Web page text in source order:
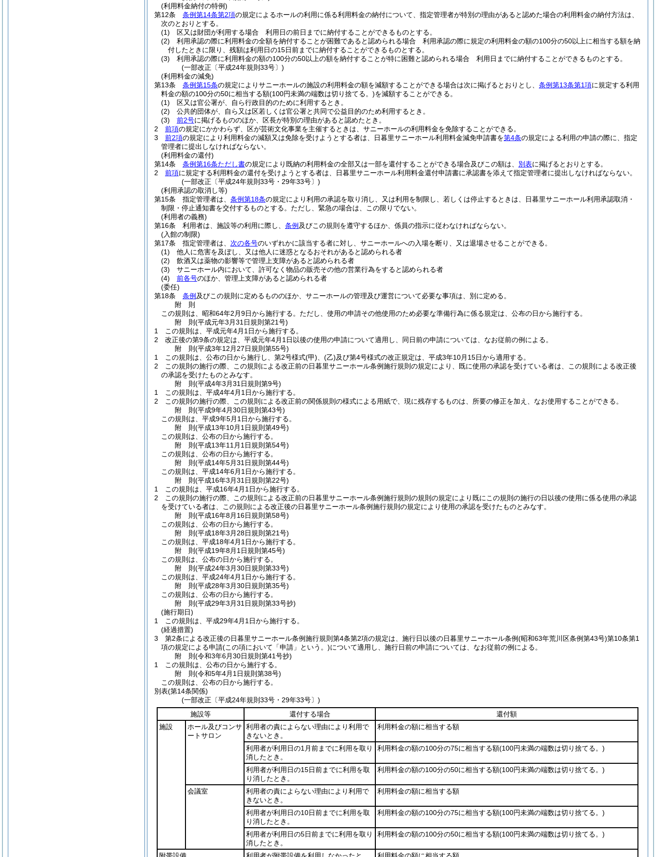
(利用料金納付の特例)
第12条
条例第14条第2項の規定によるホールの利用に係る利用料金の納付について、指定管理者が特別の理由があると認めた場合の利用料金の納付方法は、
次のとおりとする。
(1)
区又は財団が利用する場合 利用日の前日までに納付することができるものとする。
(2)
利用承認の際に利用料金の全額を納付することが困難であると認められる場合 利用承認の際に規定の利用料金の額の100分の50以上に相当する額を納
付したときに限り、残額は利用日の15日前までに納付することができるものとする。
(3)
利用承認の際に利用料金の額の100分の50以上の額を納付することが特に困難と認められる場合 利用日までに納付することができるものとする。
(一部改正〔平成24年規則33号〕)
(利用料金の減免)
第13条
条例第15条の規定によりサニーホールの施設の利用料金の額を減額することができる場合は次に掲げるとおりとし、 条例第13条第1項に規定する利用
料金の額の100分の50に相当する額(100円未満の端数は切り捨てる。)を減額することができる。
(1)
区又は官公署が、自ら行政目的のために利用するとき。
(2)
公共的団体が、自ら又は区若しくは官公署と共同で公益目的のため利用するとき。
(3)
前2号に掲げるもののほか、区長が特別の理由があると認めたとき。
2
前項の規定にかかわらず、区が芸術文化事業を主催するときは、サニーホールの利用料金を免除することができる。
3
前2項の規定により利用料金の減額又は免除を受けようとする者は、日暮里サニーホール利用料金減免申請書を第4条の規定による利用の申請の際に、指定
管理者に提出しなければならない。
(利用料金の還付)
第14条
条例第16条ただし書の規定により既納の利用料金の全部又は一部を還付することができる場合及びこの額は、 別表に掲げるとおりとする。
2
前項に規定する利用料金の還付を受けようとする者は、日暮里サニーホール利用料金還付申請書に承認書を添えて指定管理者に提出しなければならない。
(一部改正〔平成24年規則33号・29年33号〕)
(利用承認の取消し等)
第15条
指定管理者は、 条例第18条の規定により利用の承認を取り消し、又は利用を制限し、若しくは停止するときは、日暮里サニーホール利用承認取消・
制限・停止通知書を交付するものとする。 ただし、緊急の場合は、この限りでない。
(利用者の義務)
第16条
利用者は、施設等の利用に際し、 条例 及びこの規則を遵守するほか、係員の指示に従わなければならない。
(入館の制限)
第17条
指定管理者は、 次の各号のいずれかに該当する者に対し、サニーホールへの入場を断り、又は退場させることができる。
(1)
他人に危害を及ぼし、又は他人に迷惑となるおそれがあると認められる者
(2)
飲酒又は薬物の影響等で管理上支障があると認められる者
(3)
サニーホール内において、許可なく物品の販売その他の営業行為をすると認められる者
(4)
前各号のほか、管理上支障があると認められる者
(委任)
第18条
条例 及びこの規則に定めるもののほか、サニーホールの管理及び運営について必要な事項は、別に定める。
附 則
この規則は、昭和64年2月9日から施行する。 ただし、使用の申請その他使用のため必要な準備行為に係る規定は、公布の日から施行する。
附 則(平成元年3月31日規則第21号)
1
この規則は、平成元年4月1日から施行する。
2
改正後の第9条の規定は、平成元年4月1日以後の使用の申請について適用し、同日前の申請については、なお従前の例による。
附 則(平成3年12月27日規則第55号)
1
この規則は、公布の日から施行し、第2号様式(甲) (乙)及び第4号様式の改正規定は、平成3年10月15日から適用する。
2
この規則の施行の際、この規則による改正前の日暮里サニーホール条例施行規則の規定により、既に使用の承認を受けている者は、この規則による改正後
の承認を受けたものとみなす。
附 則(平成4年3月31日規則第9号)
1
この規則は、平成4年4月1日から施行する。
2
この規則の施行の際、この規則による改正前の関係規則の様式による用紙で、現に残存するものは、所要の修正を加え、なお使用することができる。
附 則(平成9年4月30日規則第43号)
この規則は、平成9年5月1日から施行する。
附 則(平成13年10月1日規則第49号)
この規則は、公布の日から施行する。
附 則(平成13年11月1日規則第54号)
この規則は、公布の日から施行する。
附 則(平成14年5月31日規則第44号)
この規則は、平成14年6月1日から施行する。
附 則(平成16年3月31日規則第22号)
1
この規則は、平成16年4月1日から施行する。
2
この規則の施行の際、この規則による改正前の日暮里サニーホール条例施行規則の規則の規定により既にこの規則の施行の日以後の使用に係る使用の承認
を受けている者は、この規則による改正後の日暮里サニーホール条例施行規則の規定により使用の承認を受けたものとみなす。
附 則(平成16年8月16日規則第58号)
この規則は、公布の日から施行する。
附 則(平成18年3月28日規則第21号)
この規則は、平成18年4月1日から施行する。
附 則(平成19年8月1日規則第45号)
この規則は、公布の日から施行する。
附 則(平成24年3月30日規則第33号)
この規則は、平成24年4月1日から施行する。
附 則(平成28年3月30日規則第35号)
この規則は、公布の日から施行する。
附 則(平成29年3月31日規則第33号抄)
(施行期日)
1
この規則は、平成29年4月1日から施行する。
(経過措置)
3
第2条による改正後の日暮里サニーホール条例施行規則第4条第2項の規定は、施行日以後の日暮里サニーホール条例(昭和63年荒川区条例第43号)第10条第1
項の規定による申請(この項において「申請」という。)について適用し、施行日前の申請については、なお従前の例による。
附 則(令和3年6月30日規則第41号抄)
1
この規則は、公布の日から施行する。
附 則(令和5年4月1日規則第38号)
この規則は、公布の日から施行する。
別表(第14条関係)
(一部改正〔平成24年規則33号・29年33号〕)
施設等
還付する場合
還付額
施設
ホール及びコンサ
ートサロン
利用者の責によらない理由により利用で
きないとき。
利用料金の額に相当する額
利用者が利用日の1月前までに利用を取り
消したとき。
利用料金の額の100分の75に相当する額(100円未満の端数は切り捨てる。)
利用者が利用日の15日前までに利用を取
り消したとき。
利用料金の額の100分の50に相当する額(100円未満の端数は切り捨てる。)
会議室
利用者の責によらない理由により利用で
きないとき。
利用料金の額に相当する額
利用者が利用日の10日前までに利用を取
り消したとき。
利用料金の額の100分の75に相当する額(100円未満の端数は切り捨てる。)
利用者が利用日の5日前までに利用を取り
消したとき。
利用料金の額の100分の50に相当する額(100円未満の端数は切り捨てる。)